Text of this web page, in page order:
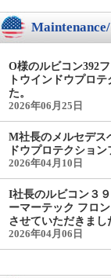
O様のルビコン392
トウインドウプロ
た。
2026年06月25日
M社長のメルセデス
ドウプロテクショ
2026年04月10日
I社長のルビコン３
ーマーテック フロ
させていただきまし
2026年04月06日